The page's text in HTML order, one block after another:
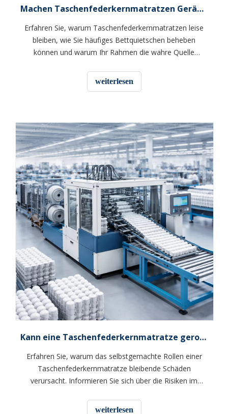
Machen Taschenfederkernmatratzen Geräusche?
Erfahren Sie, warum Taschenfederkernmatratzen leise
bleiben, wie Sie häufiges Bettquietschen beheben
können und warum Ihr Rahmen die wahre Quelle
weiterlesen
Kann eine Taschenfederkernmatratze gerollt werden?
Erfahren Sie, warum das selbstgemachte Rollen einer
Taschenfederkernmatratze bleibende Schäden
verursacht. Informieren Sie sich über die Risiken im
Sie Expertentipps für einen sicheren Umzug.
weiterlesen